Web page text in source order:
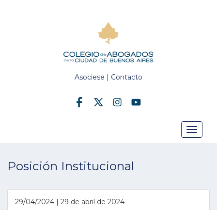
Asociese | Contacto
Toggle
Posición Institucional
29/04/2024 | 29 de abril de 2024